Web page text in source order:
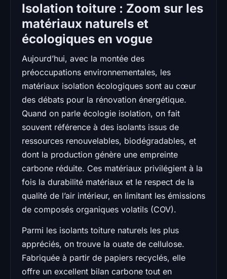
Isolation toiture : Zoom sur les
matériaux naturels et
écologiques en vogue
Aujourd’hui, avec la montée des
préoccupations environnementales, les
matériaux isolation écologiques sont au cœur
des débats pour la rénovation énergétique.
Quand on parle écologie isolation, on fait
souvent référence à des isolants issus de
ressources renouvelables, biodégradables, et
dont la production génère une empreinte
carbone réduite. Ces matériaux privilégient à la
fois la durabilité matériaux et le respect de la
qualité de l’air intérieur, en limitant les émissions
de composés organiques volatils (COV).
Parmi les isolants toiture naturels les plus
appréciés, on trouve la ouate de cellulose.
Fabriquée à partir de papiers recyclés, elle
offre un excellent bilan carbone tout en